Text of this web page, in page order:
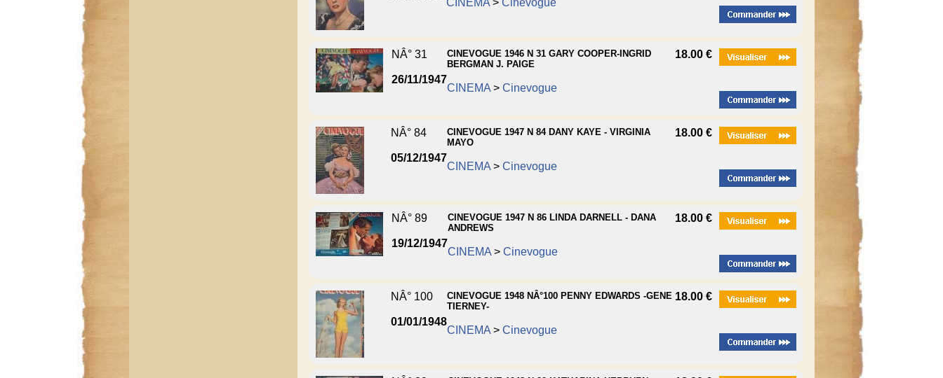
CINEMA> Cinevogue
NÂ° 31
26/11/1947
CINEVOGUE 1946 N 31 GARY COOPER-INGRID
BERGMAN J. PAIGE
CINEMA> Cinevogue
18.00 €
NÂ° 84
05/12/1947
CINEVOGUE 1947 N 84 DANY KAYE - VIRGINIA
MAYO
CINEMA> Cinevogue
18.00 €
NÂ° 89
19/12/1947
CINEVOGUE 1947 N 86 LINDA DARNELL - DANA
ANDREWS
CINEMA> Cinevogue
18.00 €
NÂ° 100
01/01/1948
CINEVOGUE 1948 NÂ°100 PENNY EDWARDS -GENE
TIERNEY-
CINEMA> Cinevogue
18.00 €